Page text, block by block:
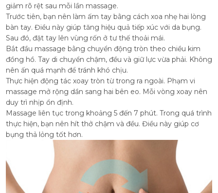
giảm rõ rệt sau mỗi lần massage.
Trước tiên, bạn nên làm ấm tay bằng cách xoa nhẹ hai lòng
bàn tay. Điều này giúp tăng hiệu quả tiếp xúc với da bụng.
Sau đó, đặt tay lên vùng rốn ở tư thế thoải mái.
Bắt đầu massage bằng chuyển động tròn theo chiều kim
đồng hồ. Tay di chuyển chậm, đều và giữ lực vừa phải. Không
nên ấn quá mạnh để tránh khó chịu.
Thực hiện động tác xoay tròn từ trong ra ngoài. Phạm vi
massage mở rộng dần sang hai bên eo. Mỗi vòng xoay nên
duy trì nhịp ổn định.
Massage liên tục trong khoảng 5 đến 7 phút. Trong quá trình
thực hiện, bạn nên hít thở chậm và đều. Điều này giúp cơ
bụng thả lỏng tốt hơn.